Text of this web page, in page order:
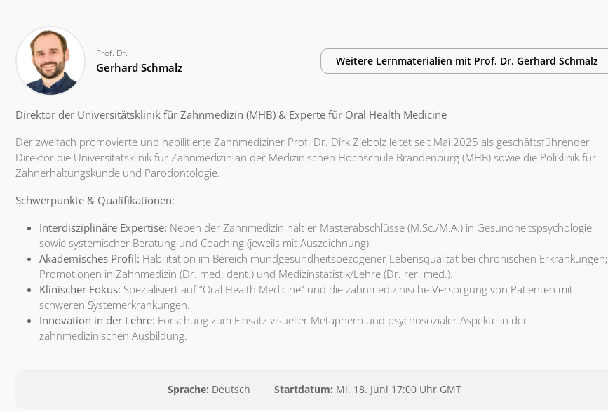
Prof. Dr.
Gerhard Schmalz Weitere Lernmaterialien mit Prof. Dr. Gerhard Schmalz
Direktor der Universitätsklinik für Zahnmedizin (MHB) & Experte für Oral Health Medicine
Der zweifach promovierte und habilitierte Zahnmediziner Prof. Dr. Dirk Ziebolz leitet seit Mai 2025 als geschäftsführender
Direktor die Universitätsklinik für Zahnmedizin an der Medizinischen Hochschule Brandenburg (MHB) sowie die Poliklinik für
Zahnerhaltungskunde und Parodontologie.
Schwerpunkte & Qualifikationen:
Interdisziplinäre Expertise: Neben der Zahnmedizin hält er Masterabschlüsse (M.Sc./M.A.) in Gesundheitspsychologie
sowie systemischer Beratung und Coaching (jeweils mit Auszeichnung).
Akademisches Profil: Habilitation im Bereich mundgesundheitsbezogener Lebensqualität bei chronischen Erkrankungen;
Promotionen in Zahnmedizin (Dr. med. dent.) und Medizinstatistik/Lehre (Dr. rer. med.).
Klinischer Fokus: Spezialisiert auf “Oral Health Medicine” und die zahnmedizinische Versorgung von Patienten mit
schweren Systemerkrankungen.
Innovation in der Lehre: Forschung zum Einsatz visueller Metaphern und psychosozialer Aspekte in der
zahnmedizinischen Ausbildung.
Sprache: Deutsch Startdatum: Mi. 18. Juni 17:00 Uhr GMT